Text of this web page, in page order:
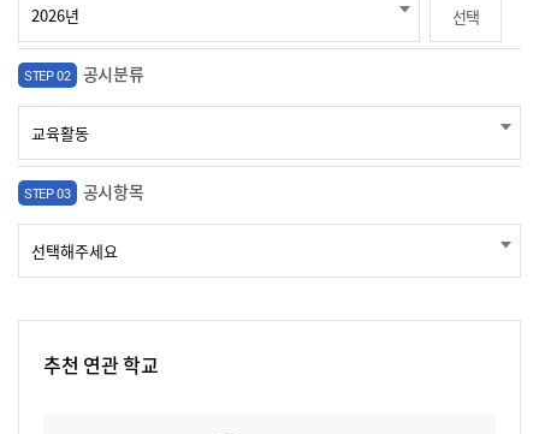
선택
STEP 02 공시분류
STEP 03 공시항목
추천 연관 학교